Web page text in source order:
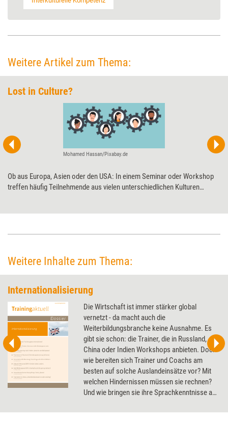
Weitere Artikel zum Thema:
Lost in Culture?
Mohamed Hassan/Pixabay.de
Ob aus Europa, Asien oder den USA: In einem Seminar oder Workshop
treffen häufig Teilnehmende aus vielen unterschiedlichen Kulturen
Coachings zu achten ist.
Weitere Inhalte zum Thema:
Internationalisierung
Die Wirtschaft ist immer stärker global
vernetzt - da macht auch die
Weiterbildungsbranche keine Ausnahme. Es
gibt sie schon: die Trainer, die in Russland,
China oder Indien Workshops anbieten. Doch
wie bereiten sich Trainer und Coachs am
besten auf solche Auslandeinsätze vor? Mit
welchen Hindernissen müssen sie rechnen?
Und wie bringen sie ihre Sprachkenntnisse auf
eigene Internationalisierung gelingt.